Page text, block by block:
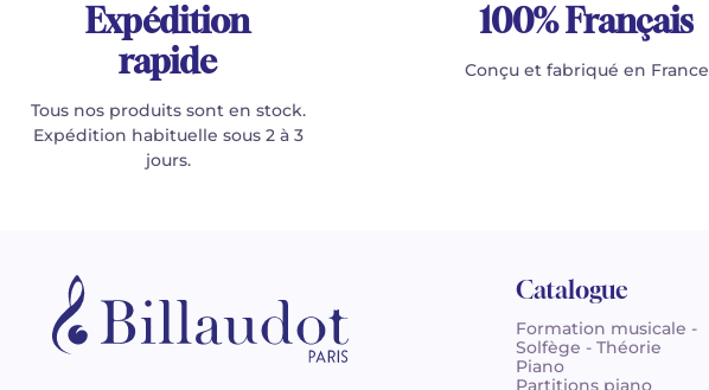
Expédition
rapide
Tous nos produits sont en stock.
Expédition habituelle sous 2 à 3
jours.
100% Français
Conçu et fabriqué en France
Catalogue
Formation musicale -
Solfège - Théorie
Piano
Partitions piano